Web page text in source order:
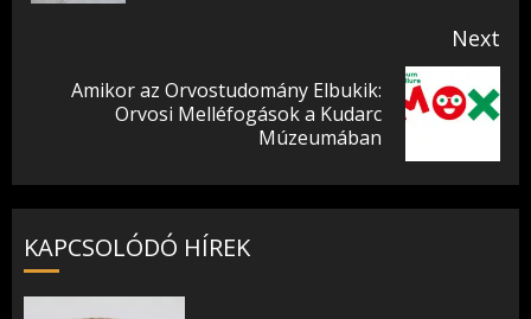
Next
Next
Amikor az Orvostudomány Elbukik:
Orvosi Melléfogások a Kudarc
Múzeumában
KAPCSOLÓDÓ HÍREK